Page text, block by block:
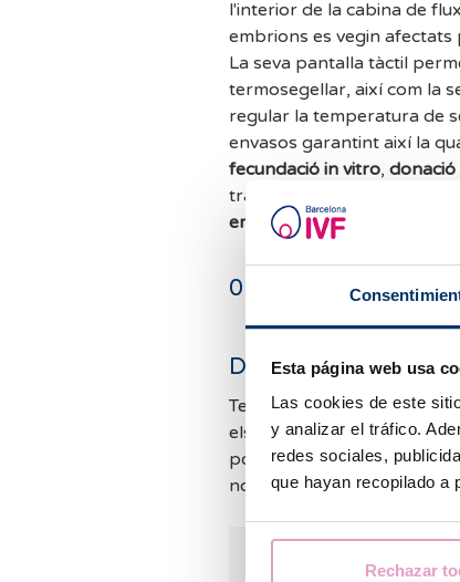
Esta página web usa
Las cookies de este
y analizar el tráfico.
redes sociales,
que hayan recopilado a
Rechazar
l'interior de la cabina de
embrions es vegin afectats
La seva pantalla tàctil
termosegellar, així com la
regular la temperatura de
envasos garantint així la
fecundació in vitro, donació
tractament a
embrionssegueixen els
0 comentaris
Deixa un comentari
Tenim moltes consultes i
els comentaris. Mirarem
possible. Mentrestant, et
nostresFAQper si et